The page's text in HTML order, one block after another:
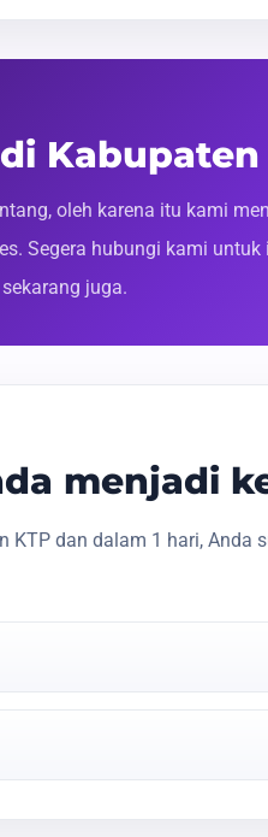
oleh karena itu kami
Segera hubungi kami
juga.
menjadi
dan dalam 1 hari,